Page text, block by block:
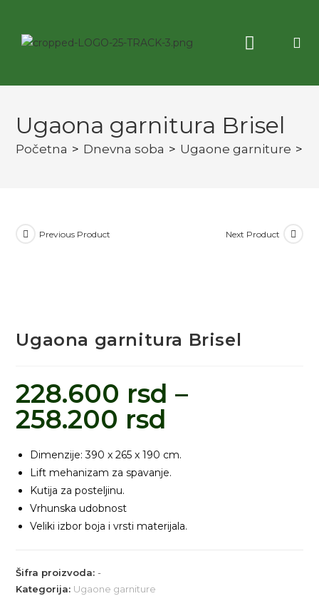
Ugaona garnitura Brisel
Početna > Dnevna soba > Ugaone garniture >
Previous Product Next Product
Ugaona garnitura Brisel
228.600 rsd –
258.200 rsd
Dimenzije: 390 x 265 x 190 cm.
Lift mehanizam za spavanje.
Kutija za posteljinu.
Vrhunska udobnost
Veliki izbor boja i vrsti materijala.
Šifra proizvoda:-
Kategorija: Ugaone garniture